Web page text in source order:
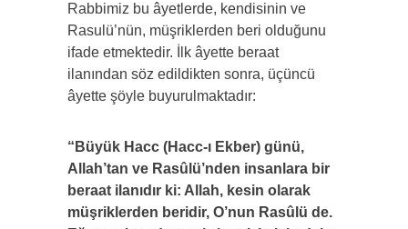
Rabbimiz bu âyetlerde, kendisinin ve
Rasulü’nün, müşriklerden beri olduğunu
ifade etmektedir. İlk âyette beraat
ilanından söz edildikten sonra, üçüncü
âyette şöyle buyurulmaktadır:
“Büyük Hacc (Hacc-ı Ekber) günü,
Allah’tan ve Rasûlü’nden insanlara bir
beraat ilanıdır ki: Allah, kesin olarak
müşriklerden beridir, O’nun Rasûlü de.